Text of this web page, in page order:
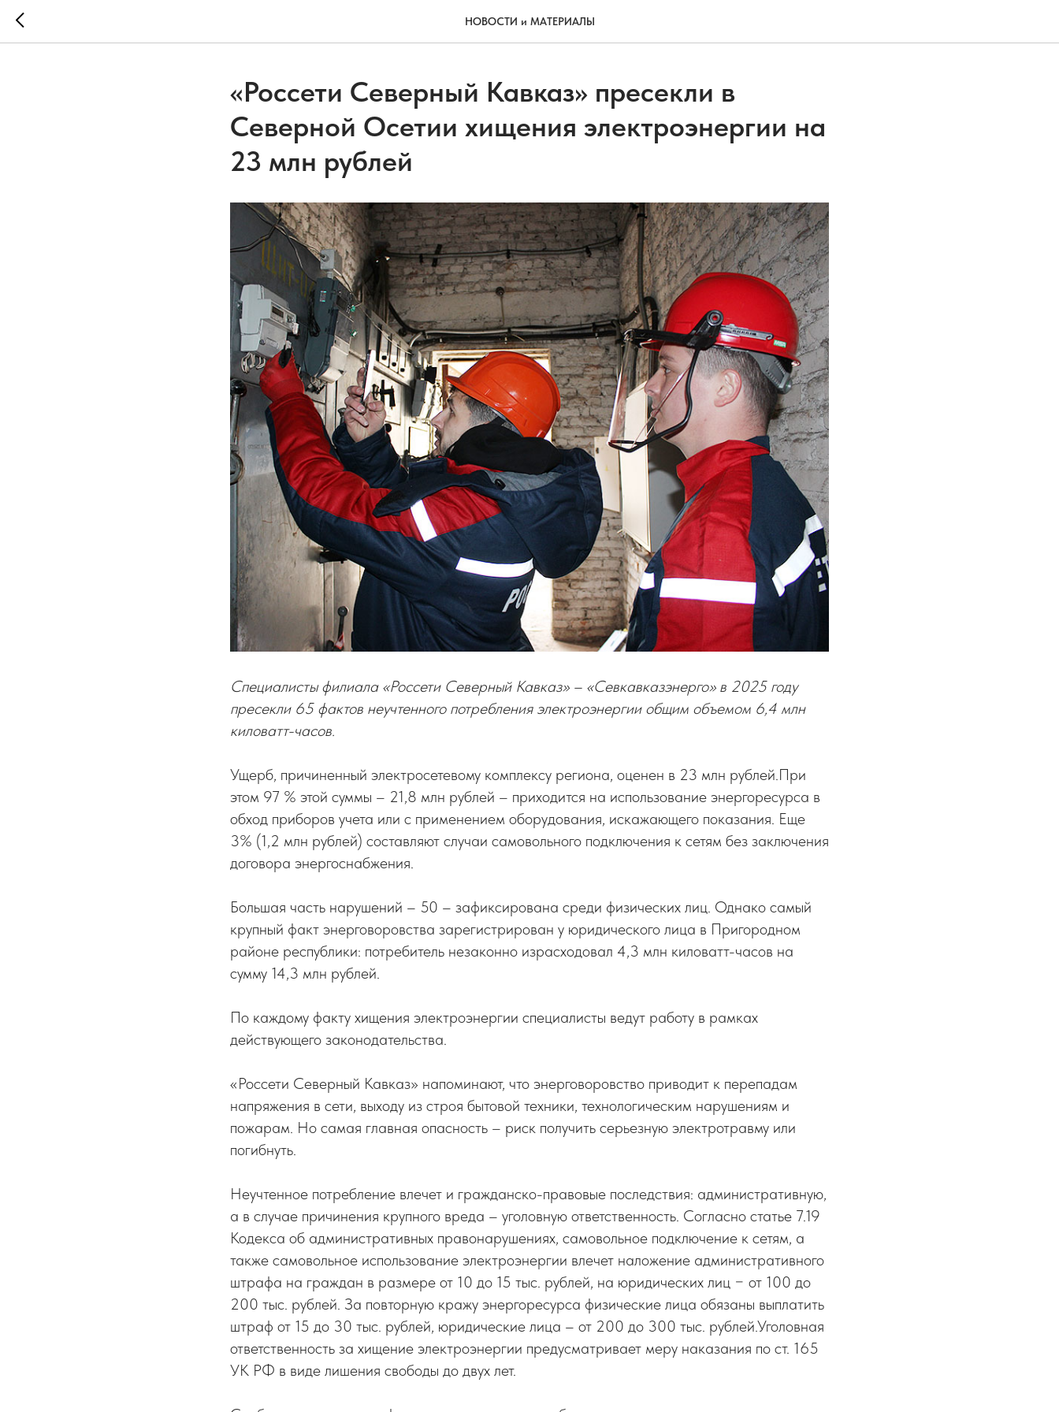
НОВОСТИ и МАТЕРИАЛЫ
«Россети Северный Кавказ» пресекли в
Северной Осетии хищения электроэнергии на
23 млн рублей
Специалисты филиала «Россети Северный Кавказ» – «Севкавказэнерго» в 2025 году
пресекли 65 фактов неучтенного потребления электроэнергии общим объемом 6,4 млн
киловатт-часов.
Ущерб, причиненный электросетевому комплексу региона, оценен в 23 млн рублей.При
этом 97 % этой суммы – 21,8 млн рублей – приходится на использование энергоресурса в
обход приборов учета или с применением оборудования, искажающего показания. Еще
3% (1,2 млн рублей) составляют случаи самовольного подключения к сетям без заключения
договора энергоснабжения.
Большая часть нарушений – 50 – зафиксирована среди физических лиц. Однако самый
крупный факт энерговоровства зарегистрирован у юридического лица в Пригородном
районе республики: потребитель незаконно израсходовал 4,3 млн киловатт-часов на
сумму 14,3 млн рублей.
По каждому факту хищения электроэнергии специалисты ведут работу в рамках
действующего законодательства.
«Россети Северный Кавказ» напоминают, что энерговоровство приводит к перепадам
напряжения в сети, выходу из строя бытовой техники, технологическим нарушениям и
пожарам. Но самая главная опасность – риск получить серьезную электротравму или
погибнуть.
Неучтенное потребление влечет и гражданско-правовые последствия: административную,
а в случае причинения крупного вреда – уголовную ответственность. Согласно статье 7.19
Кодекса об административных правонарушениях, самовольное подключение к сетям, а
также самовольное использование электроэнергии влечет наложение административного
штрафа на граждан в размере от 10 до 15 тыс. рублей, на юридических лиц − от 100 до
200 тыс. рублей. За повторную кражу энергоресурса физические лица обязаны выплатить
штраф от 15 до 30 тыс. рублей, юридические лица – от 200 до 300 тыс. рублей.Уголовная
ответственность за хищение электроэнергии предусматривает меру наказания по ст. 165
УК РФ в виде лишения свободы до двух лет.